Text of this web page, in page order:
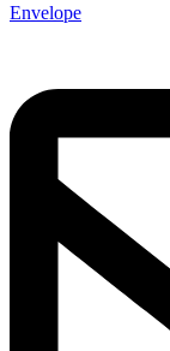
Envelope